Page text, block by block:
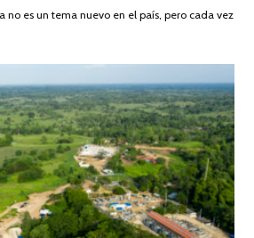
DE
no es un tema nuevo en el país, pero cada vez